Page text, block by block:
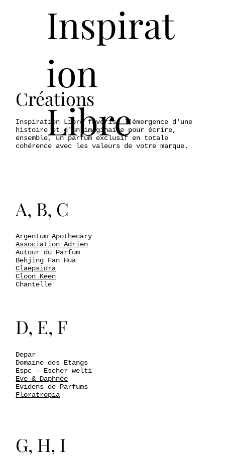
Inspirat
ion
Libre
A, B, C
Argentum Apothecary
Association Adrien
Autour du Parfum
Behjing Fan Hua
Claepsidra
Cloon Keen
Chantelle
D, E, F
Depar
Domaine des Etangs
Espc - Escher welti
Eve & Daphnée
Evidens de Parfums
Floratropia
Créations
Inspiration Libre favorise l'émergence d'une
histoire et d'un imaginaire pour écrire,
ensemble, un parfum exclusif en totale
cohérence avec les valeurs de votre marque.
G, H, I